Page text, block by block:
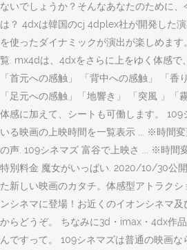
ないでしょうか？そんなあなたのために
は？ 4dxは韓国のcj 4dplex社が開発した
を使ったダイナミックが演出が楽しめま
覧. mx4dは、4dxをさらに上をゆく体感で
「首元への感触」 「背中への感触」 「香
「足元への感触」「地響き」 「突風 」「
体感に加えて、シートも可働します。 109
いる映画の上映時間を一覧表示 ... ※時間
の声. 109シネマズ 富谷で上映さ ... ※時
特別料金 魔女がいっぱい. 2020/10/30公
た新しい映画のカタチ。体感型アトラク
ンシネマに登場！お近くのイオンシネマ
からどうぞ。 ちなみに3d・imax・4dx作
んですって。 109シネマズは普通の映画